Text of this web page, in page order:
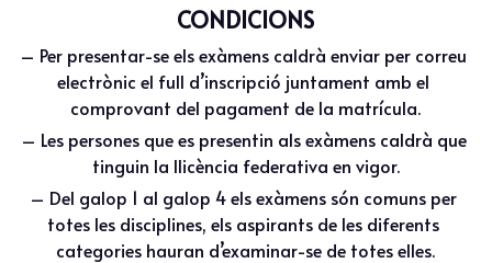
CONDICIONS
– Per presentar-se els exàmens caldrà enviar per correu
electrònic el full d’inscripció juntament amb el
comprovant del pagament de la matrícula.
– Les persones que es presentin als exàmens caldrà que
tinguin la llicència federativa en vigor.
– Del galop 1 al galop 4 els exàmens són comuns per
totes les disciplines, els aspirants de les diferents
categories hauran d’examinar-se de totes elles.